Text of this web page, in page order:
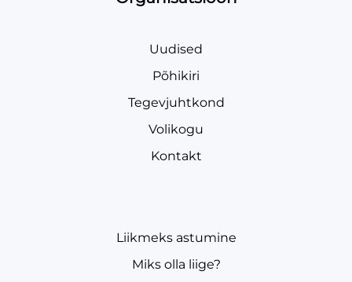
Uudised
Põhikiri
Tegevjuhtkond
Volikogu
Kontakt
Liikmeks astumine
Miks olla liige?